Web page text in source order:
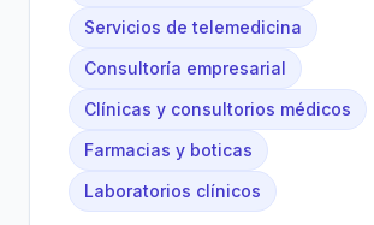
Servicios de telemedicina
Consultoría empresarial
Clínicas y consultorios médicos
Farmacias y boticas
Laboratorios clínicos